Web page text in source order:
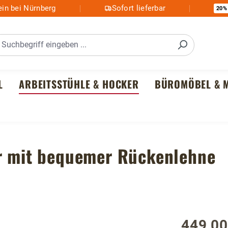
bei Nürnberg Sofort lieferbar 20%
ARBEITSSTÜHLE & HOCKER BÜROMÖBEL &
bequemer Rückenlehne
Regulärer